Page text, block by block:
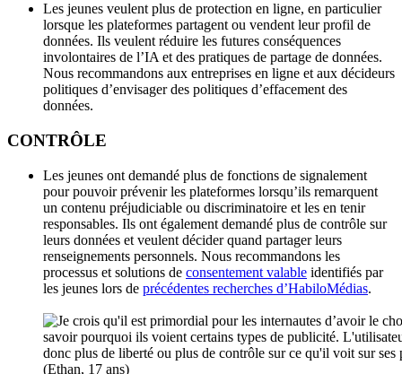
Les jeunes veulent plus de protection en ligne, en particulier
lorsque les plateformes partagent ou vendent leur profil de
données. Ils veulent réduire les futures conséquences
involontaires de l’IA et des pratiques de partage de données.
Nous recommandons aux entreprises en ligne et aux décideurs
politiques d’envisager des politiques d’effacement des
données.
CONTRÔLE
Les jeunes ont demandé plus de fonctions de signalement
pour pouvoir prévenir les plateformes lorsqu’ils remarquent
un contenu préjudiciable ou discriminatoire et les en tenir
responsables. Ils ont également demandé plus de contrôle sur
leurs données et veulent décider quand partager leurs
renseignements personnels. Nous recommandons les
processus et solutions de consentement valable identifiés par
les jeunes lors de précédentes recherches d’HabiloMédias.